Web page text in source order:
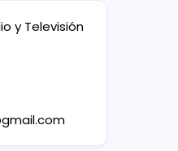
y Televisión